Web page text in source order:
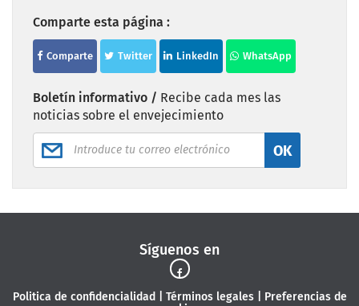
Comparte esta página :
Comparte Twitter LinkedIn WhatsApp
Boletín informativo / Recibe cada mes las
noticias sobre el envejecimiento
OK
Síguenos en
Politica de confidencialidad Términos legales| Preferencias de